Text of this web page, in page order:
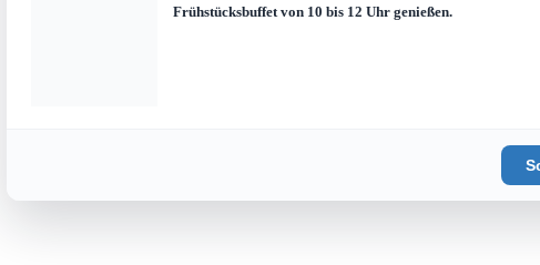
Frühstücksbuffet von 10 bis 12 Uhr genießen.